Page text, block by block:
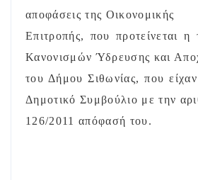
αποφάσεις της Οικονομικής
Επιτροπής, που προτείνεται η
Κανονισμών Ύδρευσης και
του Δήμου Σιθωνίας, που
Δημοτικό Συμβούλιο με την
126/2011 απόφασή του.